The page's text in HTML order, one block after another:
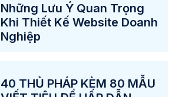
Những Lưu Ý Quan Trọng
Khi Thiết Kế Website Doanh
Nghiệp
40 THỦ PHÁP KÈM 80 MẪU